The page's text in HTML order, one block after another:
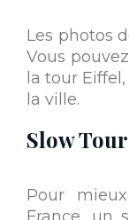
Les photos
Vous
la tour
la ville.
Slow
Pour